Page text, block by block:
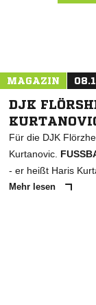
MAGAZIN
DJK
Für die DJK
Kurtanovic.
- er heißt Haris
Mehr lesen